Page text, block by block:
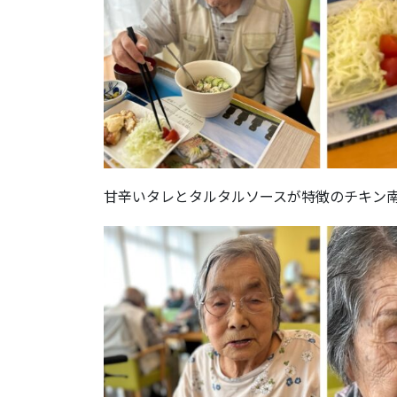
甘辛いタレとタルタルソースが特徴のチキン